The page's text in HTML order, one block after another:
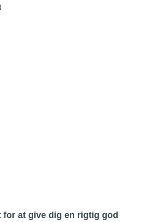
for at give dig en rigtig god